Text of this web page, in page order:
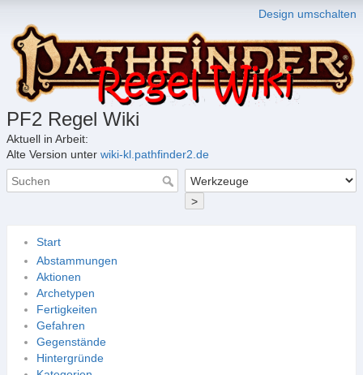
Design umschalten
PF2 Regel Wiki
Aktuell in Arbeit:
Alte Version unter wiki-kl.pathfinder2.de
>
Start
Abstammungen
Aktionen
Archetypen
Fertigkeiten
Gefahren
Gegenstände
Hintergründe